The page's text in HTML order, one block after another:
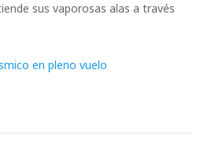
sus vaporosas alas a través
en pleno vuelo